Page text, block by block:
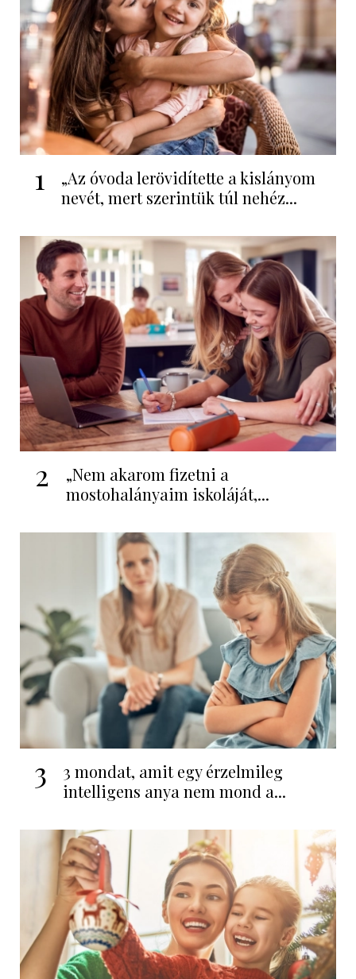
1
„Az óvoda lerövidítette a kislányom
nevét, mert szerintük túl nehéz...
2
„Nem akarom fizetni a
mostohalányaim iskoláját,...
3
3 mondat, amit egy érzelmileg
intelligens anya nem mond a...